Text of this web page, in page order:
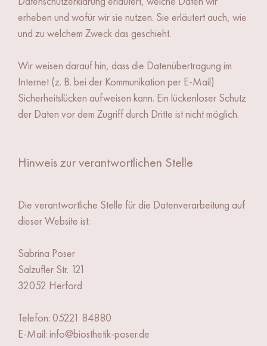
erheben und wofür wir sie nutzen. Sie erläutert auch, wie
und zu welchem Zweck das geschieht.
Wir weisen darauf hin, dass die Datenübertragung im
Internet (z. B. bei der Kommunikation per E-Mail)
Sicherheitslücken aufweisen kann. Ein lückenloser Schutz
der Daten vor dem Zugriff durch Dritte ist nicht möglich.
Hinweis zur verantwortlichen Stelle
Die verantwortliche Stelle für die Datenverarbeitung auf
dieser Website ist:
Sabrina Poser
Salzufler Str. 121
32052 Herford
Telefon: 05221 84880
E-Mail: info@biosthetik-poser.de